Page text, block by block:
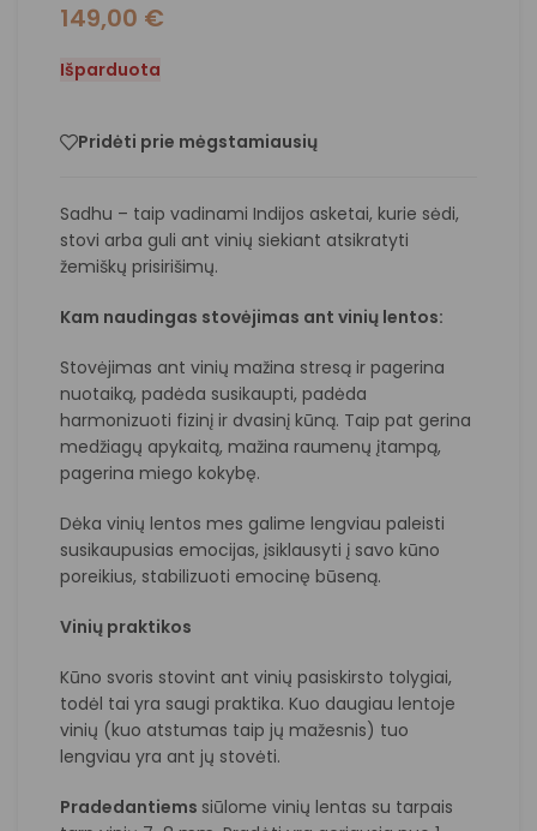
149,00 €
Išparduota
Pridėti prie mėgstamiausių
Sadhu – taip vadinami Indijos asketai, kurie sėdi,
stovi arba guli ant vinių siekiant atsikratyti
žemiškų prisirišimų.
Kam naudingas stovėjimas ant vinių lentos:
Stovėjimas ant vinių mažina stresą ir pagerina
nuotaiką, padėda susikaupti, padėda
harmonizuoti fizinį ir dvasinį kūną. Taip pat gerina
medžiagų apykaitą, mažina raumenų įtampą,
pagerina miego kokybę.
Dėka vinių lentos mes galime lengviau paleisti
susikaupusias emocijas, įsiklausyti į savo kūno
poreikius, stabilizuoti emocinę būseną.
Vinių praktikos
Kūno svoris stovint ant vinių pasiskirsto tolygiai,
todėl tai yra saugi praktika. Kuo daugiau lentoje
vinių (kuo atstumas taip jų mažesnis) tuo
lengviau yra ant jų stovėti.
Pradedantiems siūlome vinių lentas su tarpais